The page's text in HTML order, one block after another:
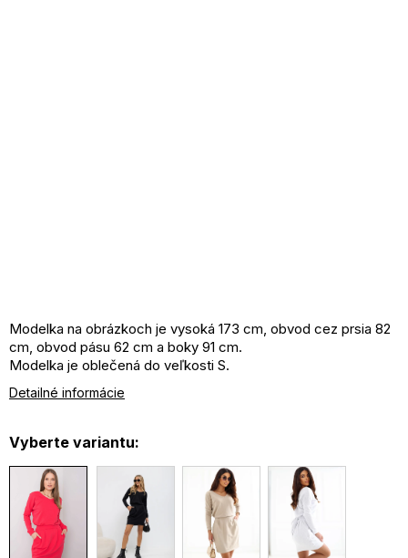
Modelka na obrázkoch je vysoká 173 cm, obvod cez prsia 82
cm, obvod pásu 62 cm a boky 91 cm.
Modelka je oblečená do veľkosti S.
Materiál: 90% bavlna, 10 elastan
Detailné informácie
Vyberte variantu: